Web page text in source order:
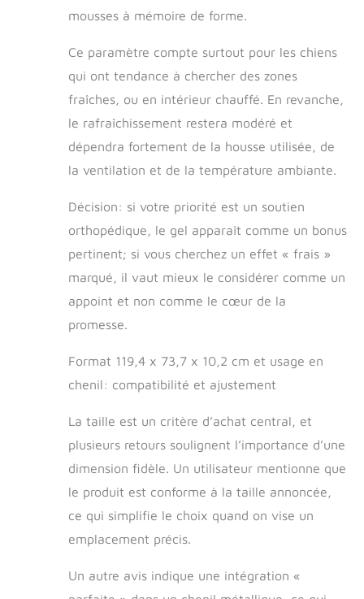
mousses à mémoire de forme.
Ce paramètre compte surtout pour les chiens
qui ont tendance à chercher des zones
fraîches, ou en intérieur chauffé. En revanche,
le rafraîchissement restera modéré et
dépendra fortement de la housse utilisée, de
la ventilation et de la température ambiante.
Décision: si votre priorité est un soutien
orthopédique, le gel apparaît comme un bonus
pertinent; si vous cherchez un effet « frais »
marqué, il vaut mieux le considérer comme un
appoint et non comme le cœur de la
promesse.
Format 119,4 x 73,7 x 10,2 cm et usage en
chenil: compatibilité et ajustement
La taille est un critère d’achat central, et
plusieurs retours soulignent l’importance d’une
dimension fidèle. Un utilisateur mentionne que
le produit est conforme à la taille annoncée,
ce qui simplifie le choix quand on vise un
emplacement précis.
Un autre avis indique une intégration «